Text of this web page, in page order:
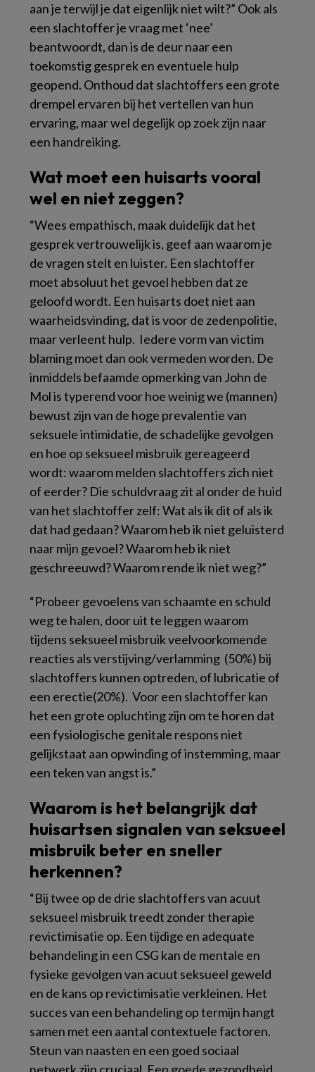
aan je terwijl je dat eigenlijk niet wilt?” Ook als
een slachtoffer je vraag met ‘nee’
beantwoordt, dan is de deur naar een
toekomstig gesprek en eventuele hulp
geopend. Onthoud dat slachtoffers een grote
drempel ervaren bij het vertellen van hun
ervaring, maar wel degelijk op zoek zijn naar
een handreiking.
Wat moet een huisarts vooral
wel en niet zeggen?
“Wees empathisch, maak duidelijk dat het
gesprek vertrouwelijk is, geef aan waarom je
de vragen stelt en luister. Een slachtoffer
moet absoluut het gevoel hebben dat ze
geloofd wordt. Een huisarts doet niet aan
waarheidsvinding, dat is voor de zedenpolitie,
maar verleent hulp. Iedere vorm van victim
blaming moet dan ook vermeden worden. De
inmiddels befaamde opmerking van John de
Mol is typerend voor hoe weinig we (mannen)
bewust zijn van de hoge prevalentie van
seksuele intimidatie, de schadelijke gevolgen
en hoe op seksueel misbruik gereageerd
wordt: waarom melden slachtoffers zich niet
of eerder? Die schuldvraag zit al onder de huid
van het slachtoffer zelf: Wat als ik dit of als ik
dat had gedaan? Waarom heb ik niet geluisterd
naar mijn gevoel? Waarom heb ik niet
geschreeuwd? Waarom rende ik niet weg?”
“Probeer gevoelens van schaamte en schuld
weg te halen, door uit te leggen waarom
tijdens seksueel misbruik veelvoorkomende
reacties als verstijving/verlamming (50%) bij
slachtoffers kunnen optreden, of lubricatie of
een erectie(20%). Voor een slachtoffer kan
het een grote opluchting zijn om te horen dat
een fysiologische genitale respons niet
gelijkstaat aan opwinding of instemming, maar
een teken van angst is.”
Waarom is het belangrijk dat
huisartsen signalen van seksueel
misbruik beter en sneller
herkennen?
“Bij twee op de drie slachtoffers van acuut
seksueel misbruik treedt zonder therapie
revictimisatie op. Een tijdige en adequate
behandeling in een CSG kan de mentale en
fysieke gevolgen van acuut seksueel geweld
en de kans op revictimisatie verkleinen. Het
succes van een behandeling op termijn hangt
samen met een aantal contextuele factoren.
Steun van naasten en een goed sociaal